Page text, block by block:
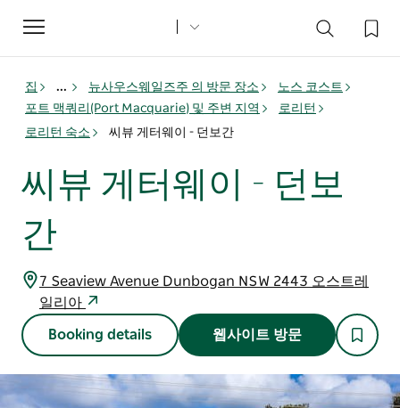
Toggle
navigation
집 ... 뉴사우스웨일즈주 의 방문 장소
노스 코스트
포트 맥쿼리(Port Macquarie) 및 주변 지역
로리턴
로리턴 숙소
씨뷰 게터웨이 - 던보간
씨뷰 게터웨이 - 던보
간
7 Seaview Avenue Dunbogan NSW 2443 오스트레
일리아
Booking details 웹사이트 방문